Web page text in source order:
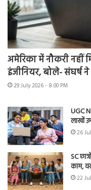
अमेरिका में नौकरी नहीं
इंजीनियर, बोले- संघर्ष
29 July 2026 - 8:00 PM
UGC
लाखों
26
SC
काम,
22